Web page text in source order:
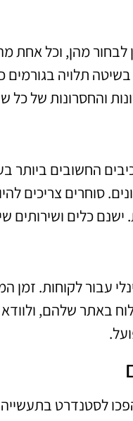
מהן, וכל אחת
תלויה בגורמים
והחסרונות של כל
החשובים ביותר
סוחרים צריכים
כלים ושירותים
עבור לקוחות. זמן
באתר שלהם,
לסטנדרט